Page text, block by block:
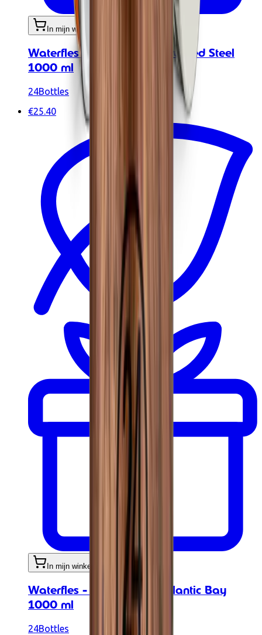
In mijn winkelwagen
Waterfles - Urban Bottle Brushed Steel
1000 ml
24Bottles
€25.40
In mijn winkelwagen
Waterfles - Urban Bottle Atlantic Bay
1000 ml
24Bottles